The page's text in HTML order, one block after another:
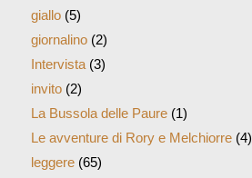
giallo(5)
giornalino(2)
Intervista(3)
invito(2)
La Bussola delle Paure(1)
Le avventure di Rory e Melchiorre(4)
leggere(65)